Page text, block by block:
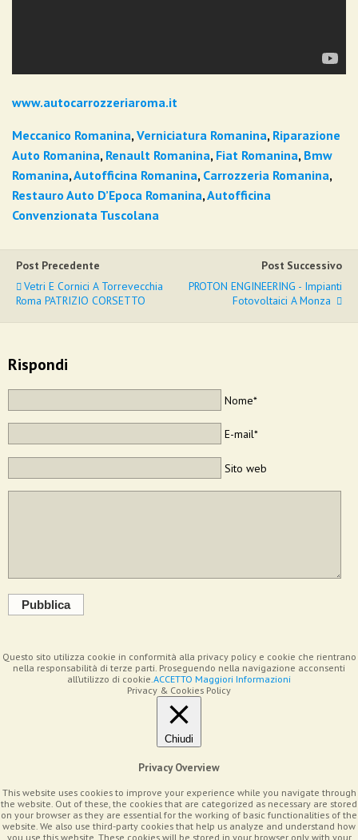
www.autocarrozzeriaroma.it
Meccanico Romanina, Verniciatura Romanina, Riparazione
Auto Romanina, Renault Romanina, Fiat Romanina, Bmw
Romanina,Autofficina Romanina, Carrozzeria Romanina,
Restauro Auto D’Epoca Romanina,Autofficina
Convenzionata Tuscolana
Post Precedente
Vetri E Cornici A Torrevecchia
Roma PATRIZIO CORSETTO
Post Successivo
PROTON ENGINEERING - Impianti
Fotovoltaici A Monza
Rispondi
Nome*
E-mail*
Sito web
Pubblica
Questo sito utilizza cookie in conformità alla privacy policy e cookie che rientrano
nella responsabilità di terze parti. Proseguendo nella navigazione acconsenti
all’utilizzo di cookie.ACCETTO Maggiori Informazioni
Privacy & Cookies Policy
Chiudi
Privacy Overview
This website uses cookies to improve your experience while you navigate through
the website. Out of these, the cookies that are categorized as necessary are stored
on your browser as they are essential for the working of basic functionalities of the
website. We also use third-party cookies that help us analyze and understand how
you use this website. These cookies will be stored in your browser only with your